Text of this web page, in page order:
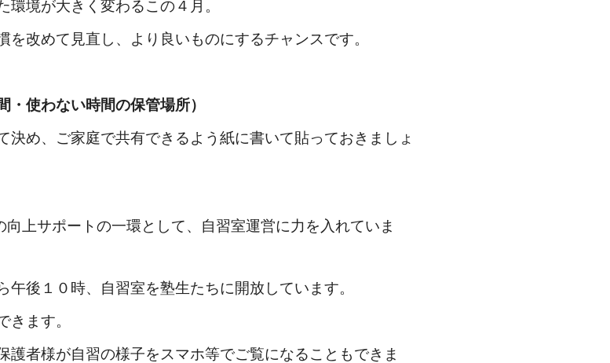
境が大きく変わるこの４月。
改めて見直し、より良いものにするチャンスです。
・使わない時間の保管場所）
決め、ご家庭で共有できるよう紙に書いて貼っておきましょ
上サポートの一環として、自習室運営に力を入れていま
後１０時、自習室を塾生たちに開放しています。
きます。
護者様が自習の様子をスマホ等でご覧になることもできま